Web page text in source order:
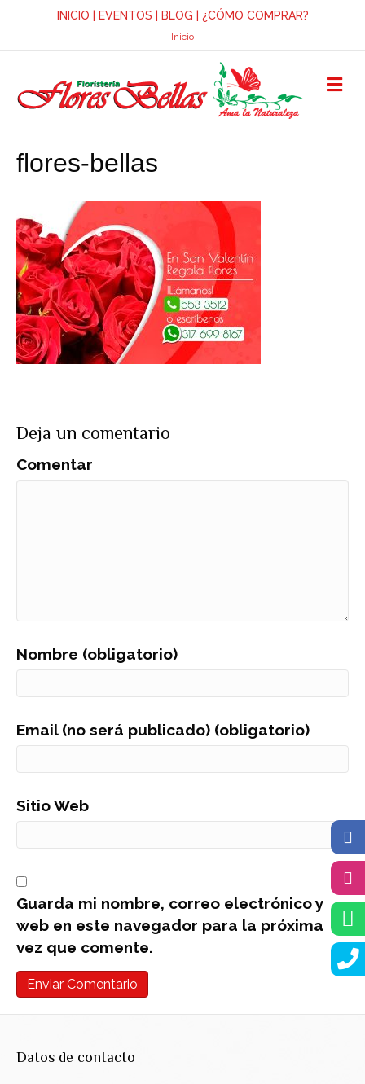
INICIO EVENTOS BLOG ¿CÓMO COMPRAR?
Inicio
M
E
flores-bellas
Deja un comentario
Comentar
Nombre (obligatorio)
Email (no será publicado) (obligatorio)
Sitio Web
Guarda mi nombre, correo electrónico y
web en este navegador para la próxima
vez que comente.
Datos de contacto